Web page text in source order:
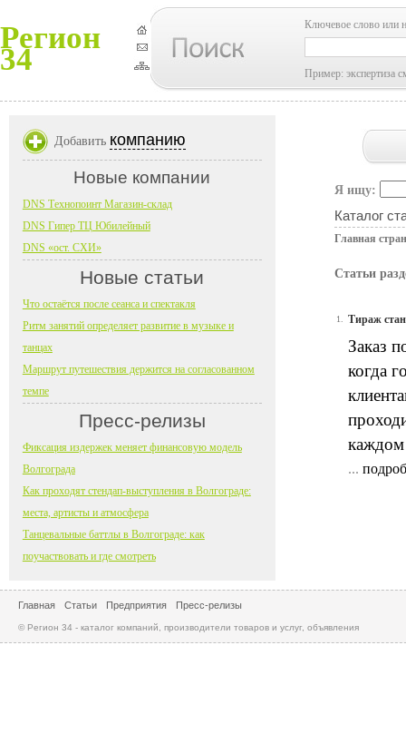
Регион
34
Ключевое слово или
Пример: экспертиза
Я ищу:
Каталог
Главная
Статьи
1. Тираж
Заказ
когда
каждом
...
Добавить компанию
Новые компании
DNS Технопоинт Магазин-склад
DNS Гипер ТЦ Юбилейный
DNS «ост. СХИ»
Новые статьи
Что остаётся после сеанса и спектакля
Ритм занятий определяет развитие в музыке и
танцах
Маршрут путешествия держится на согласованном
темпе
Пресс-релизы
Фиксация издержек меняет финансовую модель
Волгограда
Как проходят стендап-выступления в Волгограде:
места, артисты и атмосфера
Танцевальные баттлы в Волгограде: как
поучаствовать и где смотреть
Главная Статьи Предприятия Пресс-релизы
© Регион 34 - каталог компаний, производители товаров и услуг, объявления